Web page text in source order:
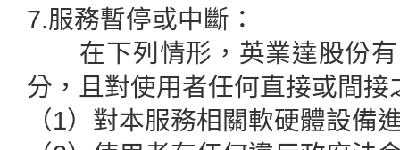
7.服務暫停或中斷：
在下列情形，英業達股份有
分，且對使用者任何直接或間
（1）對本服務相關軟硬體設備